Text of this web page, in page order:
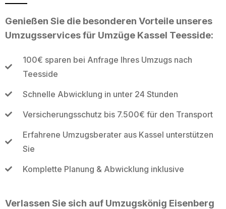
Genießen Sie die besonderen Vorteile unseres
Umzugsservices für Umzüge Kassel Teesside:
100€ sparen bei Anfrage Ihres Umzugs nach
Teesside
Schnelle Abwicklung in unter 24 Stunden
Versicherungsschutz bis 7.500€ für den Transport
Erfahrene Umzugsberater aus Kassel unterstützen
Sie
Komplette Planung & Abwicklung inklusive
Verlassen Sie sich auf Umzugskönig Eisenberg